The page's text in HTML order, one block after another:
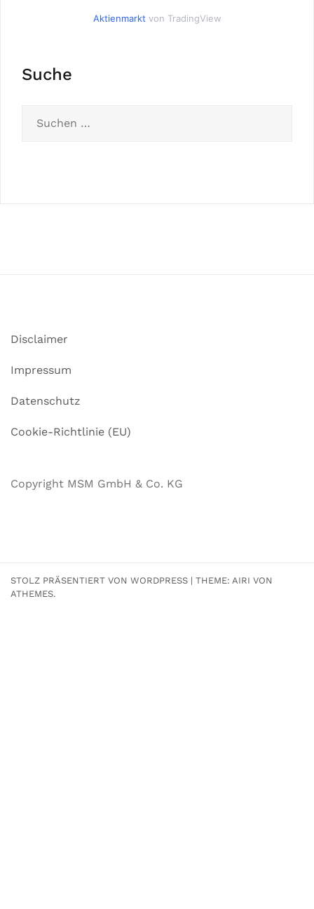
Aktienmarkt von TradingView
Suche
Disclaimer
Impressum
Datenschutz
Cookie-Richtlinie (EU)
Copyright MSM GmbH & Co. KG
STOLZ PRÄSENTIERT VON WORDPRESS | THEME: AIRI VON
ATHEMES.